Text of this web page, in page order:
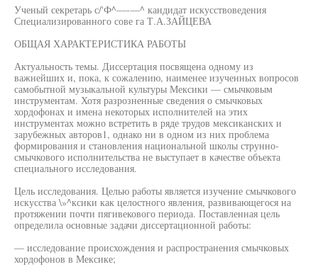
Ученый секретарь с/'Ф^—-—^ кандидат искусствоведения
Специализированного сове га Т.А.ЗАЙЦЕВА
ОБЩАЯ ХАРАКТЕРИСТИКА РАБОТЫ
Актуальность темы. Диссертация посвящена одному из
важнейших и, пока, к сожалению, наименее изученных вопросов
самобытной музыкальной культуры Мексики — смычковым
инструментам. Хотя разрозненные сведения о смычковых
хордофонах и имена некоторых исполнителей на этих
инструментах можно встретить в ряде трудов мексиканских и
зарубежных авторов1, однако ни в одном из них проблема
формирования и становления национальной школы струнно-
смычкового исполнительства не выступает в качестве объекта
специального исследования.
Цель исследования. Целью работы является изучение смычкового
искусства \»^ксики как целостного явления, развивающегося на
протяжении почти пягивекового периода. Поставленная цель
определила основные задачи диссертационной работы:
— исследование происхождения и распространения смычковых
хордофонов в Мексике;